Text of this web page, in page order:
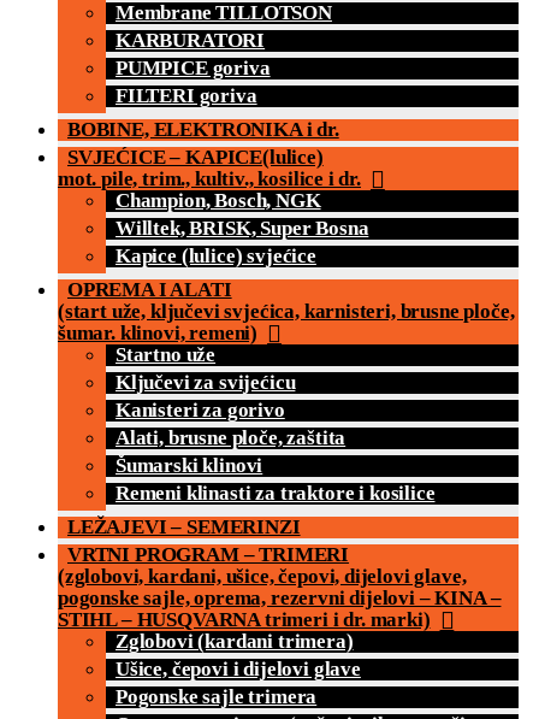
Membrane TILLOTSON
KARBURATORI
PUMPICE goriva
FILTERI goriva
BOBINE, ELEKTRONIKA i dr.
SVJEĆICE – KAPICE(lulice)
mot. pile, trim., kultiv., kosilice i dr.
Champion, Bosch, NGK
Willtek, BRISK, Super Bosna
Kapice (lulice) svjećice
OPREMA I ALATI
(start uže, ključevi svjećica, karnisteri, brusne ploče,
šumar. klinovi, remeni)
Startno uže
Ključevi za svijećicu
Kanisteri za gorivo
Alati, brusne ploče, zaštita
Šumarski klinovi
Remeni klinasti za traktore i kosilice
LEŽAJEVI – SEMERINZI
VRTNI PROGRAM – TRIMERI
(zglobovi, kardani, ušice, čepovi, dijelovi glave,
pogonske sajle, oprema, rezervni dijelovi – KINA –
STIHL – HUSQVARNA trimeri i dr. marki)
Zglobovi (kardani trimera)
Ušice, čepovi i dijelovi glave
Pogonske sajle trimera